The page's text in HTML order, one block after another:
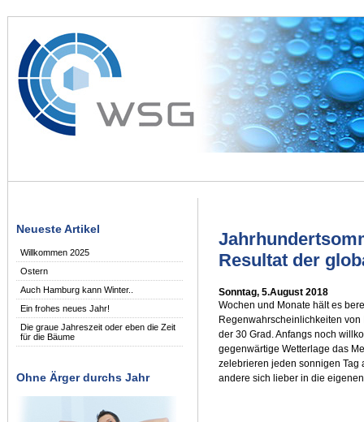
Neueste Artikel
Willkommen 2025
Ostern
Auch Hamburg kann Winter..
Ein frohes neues Jahr!
Die graue Jahreszeit oder eben die Zeit
für die Bäume
Ohne Ärger durchs Jahr
Resultat der
Sonntag, 5.August 2018
Wochen und Monate hält es
Regenwahrscheinlichkeiten
der 30 Grad. Anfangs noch
gegenwärtige Wetterlage das
zelebrieren jeden sonnigen Tag
andere sich lieber in die